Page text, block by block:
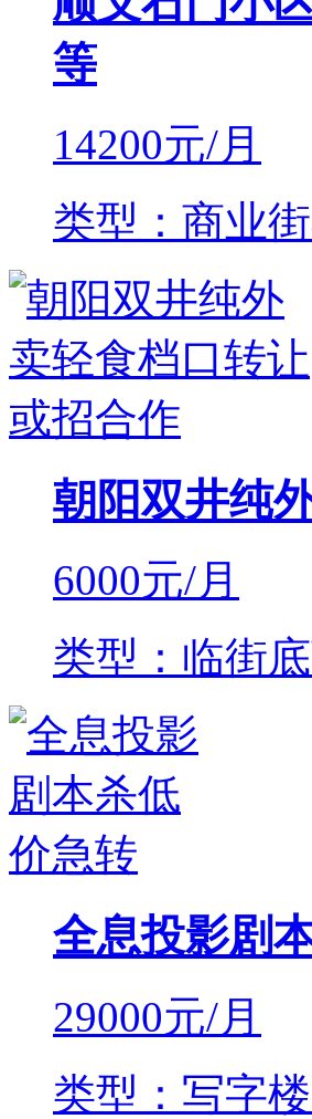
等
14200元/月
类型：商业
朝阳双井纯
6000元/月
类型：临街
全息投影剧
29000元/月
类型：写字